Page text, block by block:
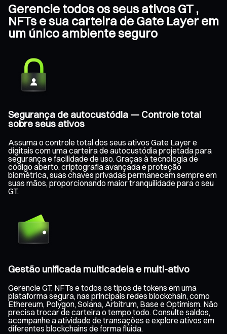
Gerencie todos os seus ativos GT ,
NFTs e sua carteira de Gate Layer em
um único ambiente seguro
Segurança de autocustódia — Controle total
sobre seus ativos
Assuma o controle total dos seus ativos Gate Layer e
digitais com uma carteira de autocustódia projetada para
segurança e facilidade de uso. Graças à tecnologia de
código aberto, criptografia avançada e proteção
biométrica, suas chaves privadas permanecem sempre em
suas mãos, proporcionando maior tranquilidade para o seu
GT.
Gestão unificada multicadeia e multi-ativo
Gerencie GT, NFTs e todos os tipos de tokens em uma
plataforma segura, nas principais redes blockchain, como
Ethereum, Polygon, Solana, Arbitrum, Base e Optimism. Não
precisa trocar de carteira o tempo todo. Consulte saldos,
acompanhe a atividade de transações e explore ativos em
diferentes blockchains de forma fluida.